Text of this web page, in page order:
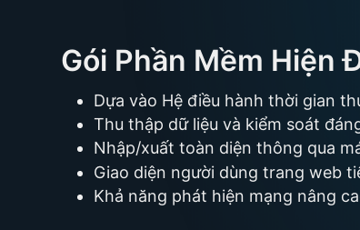
Gói Phần Mềm Hiện
Dựa vào Hệ điều hành thời gian
Thu thập dữ liệu và kiểm soát
Nhập/xuất toàn diện thông qua
Giao diện người dùng trang web
Khả năng phát hiện mạng nâng